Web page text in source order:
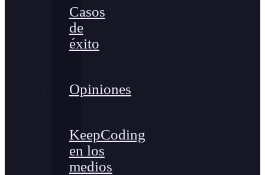
Casos
de
éxito
Opiniones
KeepCoding
en los
medios